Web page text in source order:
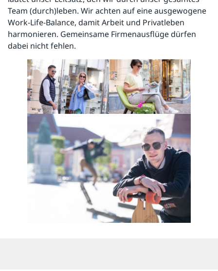
Team (durch)leben. Wir achten auf eine ausgewogene
Work-Life-Balance, damit Arbeit und Privatleben
harmonieren. Gemeinsame Firmenausflüge dürfen
dabei nicht fehlen.